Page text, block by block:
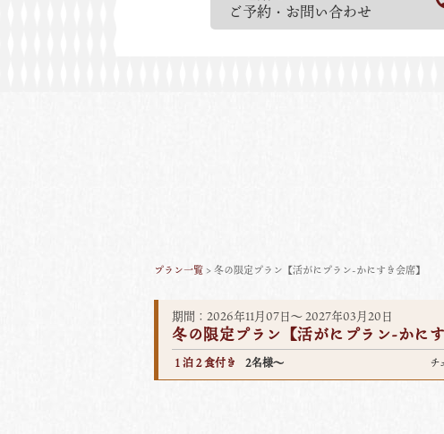
ご予約・お問い合わせ
プラン一覧 > 冬の限定プラン【活がにプラン-かにすき会席】
期間：2026年11月07日～ 2027年03月20日
冬の限定プラン【活がにプラン-かにす
１泊２食付き 2名様～